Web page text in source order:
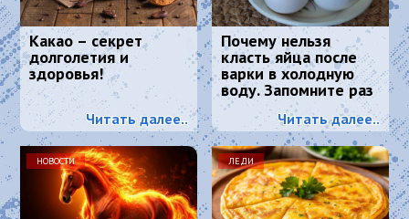
Какао – секрет
долголетия и
здоровья!
Читать далее..
Почему нельзя
класть яйца после
варки в холодную
воду. Запомните раз
и навсегда
Читать далее..
НОВОСТИ ЛЕДИ